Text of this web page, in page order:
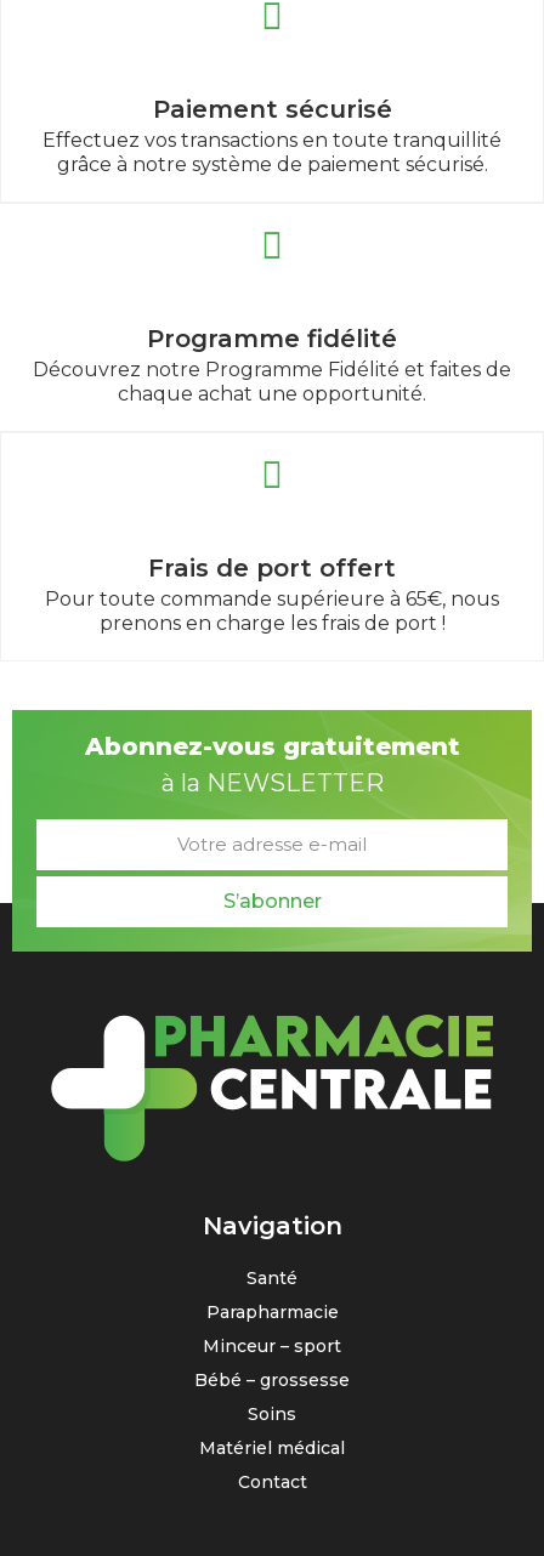
Paiement sécurisé
Effectuez vos transactions en toute tranquillité
grâce à notre système de paiement sécurisé.
Programme fidélité
Découvrez notre Programme Fidélité et faites de
chaque achat une opportunité.
Frais de port offert
Pour toute commande supérieure à 65€, nous
prenons en charge les frais de port !
Abonnez-vous gratuitement
à la NEWSLETTER
S’abonner
Navigation
Santé
Parapharmacie
Minceur – sport
Bébé – grossesse
Soins
Matériel médical
Contact